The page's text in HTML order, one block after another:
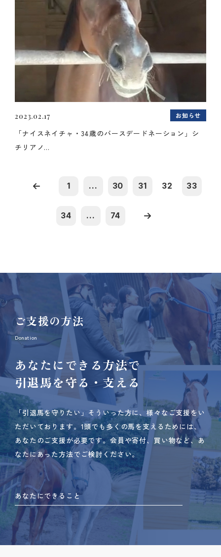
2023.02.17 お知らせ
「ナイスネイチャ・34歳のバースデードネーション」シ
チリアノ...
1 ... 30 31 32 33
34 ... 74
ご支援の方法
Donation
あなたにできる方法で
引退馬を守る・支える
「引退馬を守りたい」そういった方に、様々なご支援をい
ただいております。 1頭でも多くの馬を支えるためには、
あなたのご支援が必要です。 会員や寄付、買い物など、あ
なたにあった方法でご検討ください。
あなたにできること